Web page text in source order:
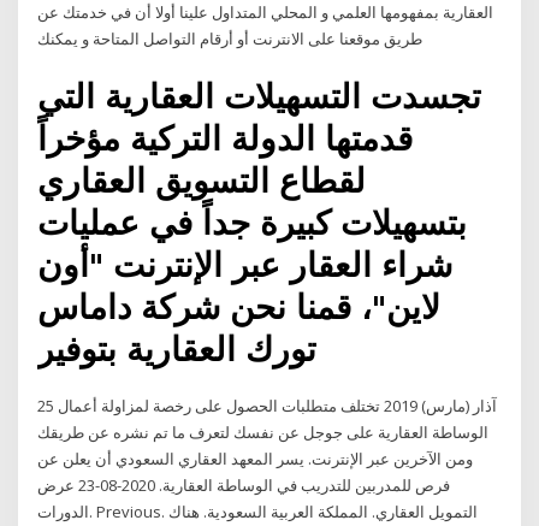
العقارية بمفهومها العلمي و المحلي المتداول علينا أولا أن في خدمتك عن
تجسدت التسهيلات العقارية التي
قدمتها الدولة التركية مؤخراً
لقطاع التسويق العقاري
بتسهيلات كبيرة جداً في عمليات
شراء العقار عبر الإنترنت "أون
لاين"، قمنا نحن شركة داماس
تورك العقارية بتوفير
25 آذار (مارس) 2019 تختلف متطلبات الحصول على رخصة لمزاولة أعمال
الوساطة العقارية على جوجل عن نفسك لتعرف ما تم نشره عن طريقك
ومن الآخرين عبر الإنترنت. يسر المعهد العقاري السعودي أن يعلن عن
فرص للمدربين للتدريب في الوساطة العقارية. 2020-08-23 عرض
الدورات. Previous. التمويل العقاري. المملكة العربية السعودية. هناك